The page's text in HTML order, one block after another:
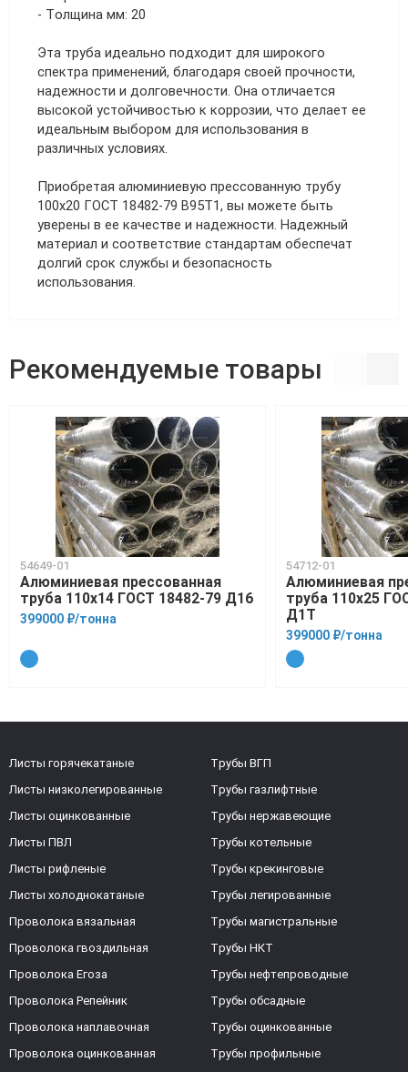
- Толщина мм: 20
Эта труба идеально подходит для широкого
спектра применений, благодаря своей прочности,
надежности и долговечности. Она отличается
высокой устойчивостью к коррозии, что делает ее
идеальным выбором для использования в
различных условиях.
Приобретая алюминиевую прессованную трубу
100х20 ГОСТ 18482-79 В95Т1, вы можете быть
уверены в ее качестве и надежности. Надежный
материал и соответствие стандартам обеспечат
долгий срок службы и безопасность
использования.
Рекомендуемые товары
54649-01
Алюминиевая прессованная
труба 110х14 ГОСТ 18482-79 Д16
399000 ₽/тонна
54712-01
Алюминиевая
труба 110х25
Д1Т
399000 ₽/тонна
Листы горячекатаные
Листы низколегированные
Листы оцинкованные
Листы ПВЛ
Листы рифленые
Листы холоднокатаные
Проволока вязальная
Проволока гвоздильная
Проволока Егоза
Проволока Репейник
Проволока наплавочная
Проволока оцинкованная
Трубы ВГП
Трубы газлифтные
Трубы нержавеющие
Трубы котельные
Трубы крекинговые
Трубы легированные
Трубы магистральные
Трубы НКТ
Трубы нефтепроводные
Трубы обсадные
Трубы оцинкованные
Трубы профильные